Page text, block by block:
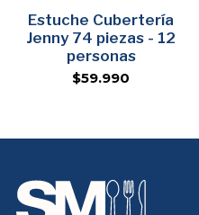
Estuche Cubertería
Jenny 74 piezas - 12
personas
$59.990